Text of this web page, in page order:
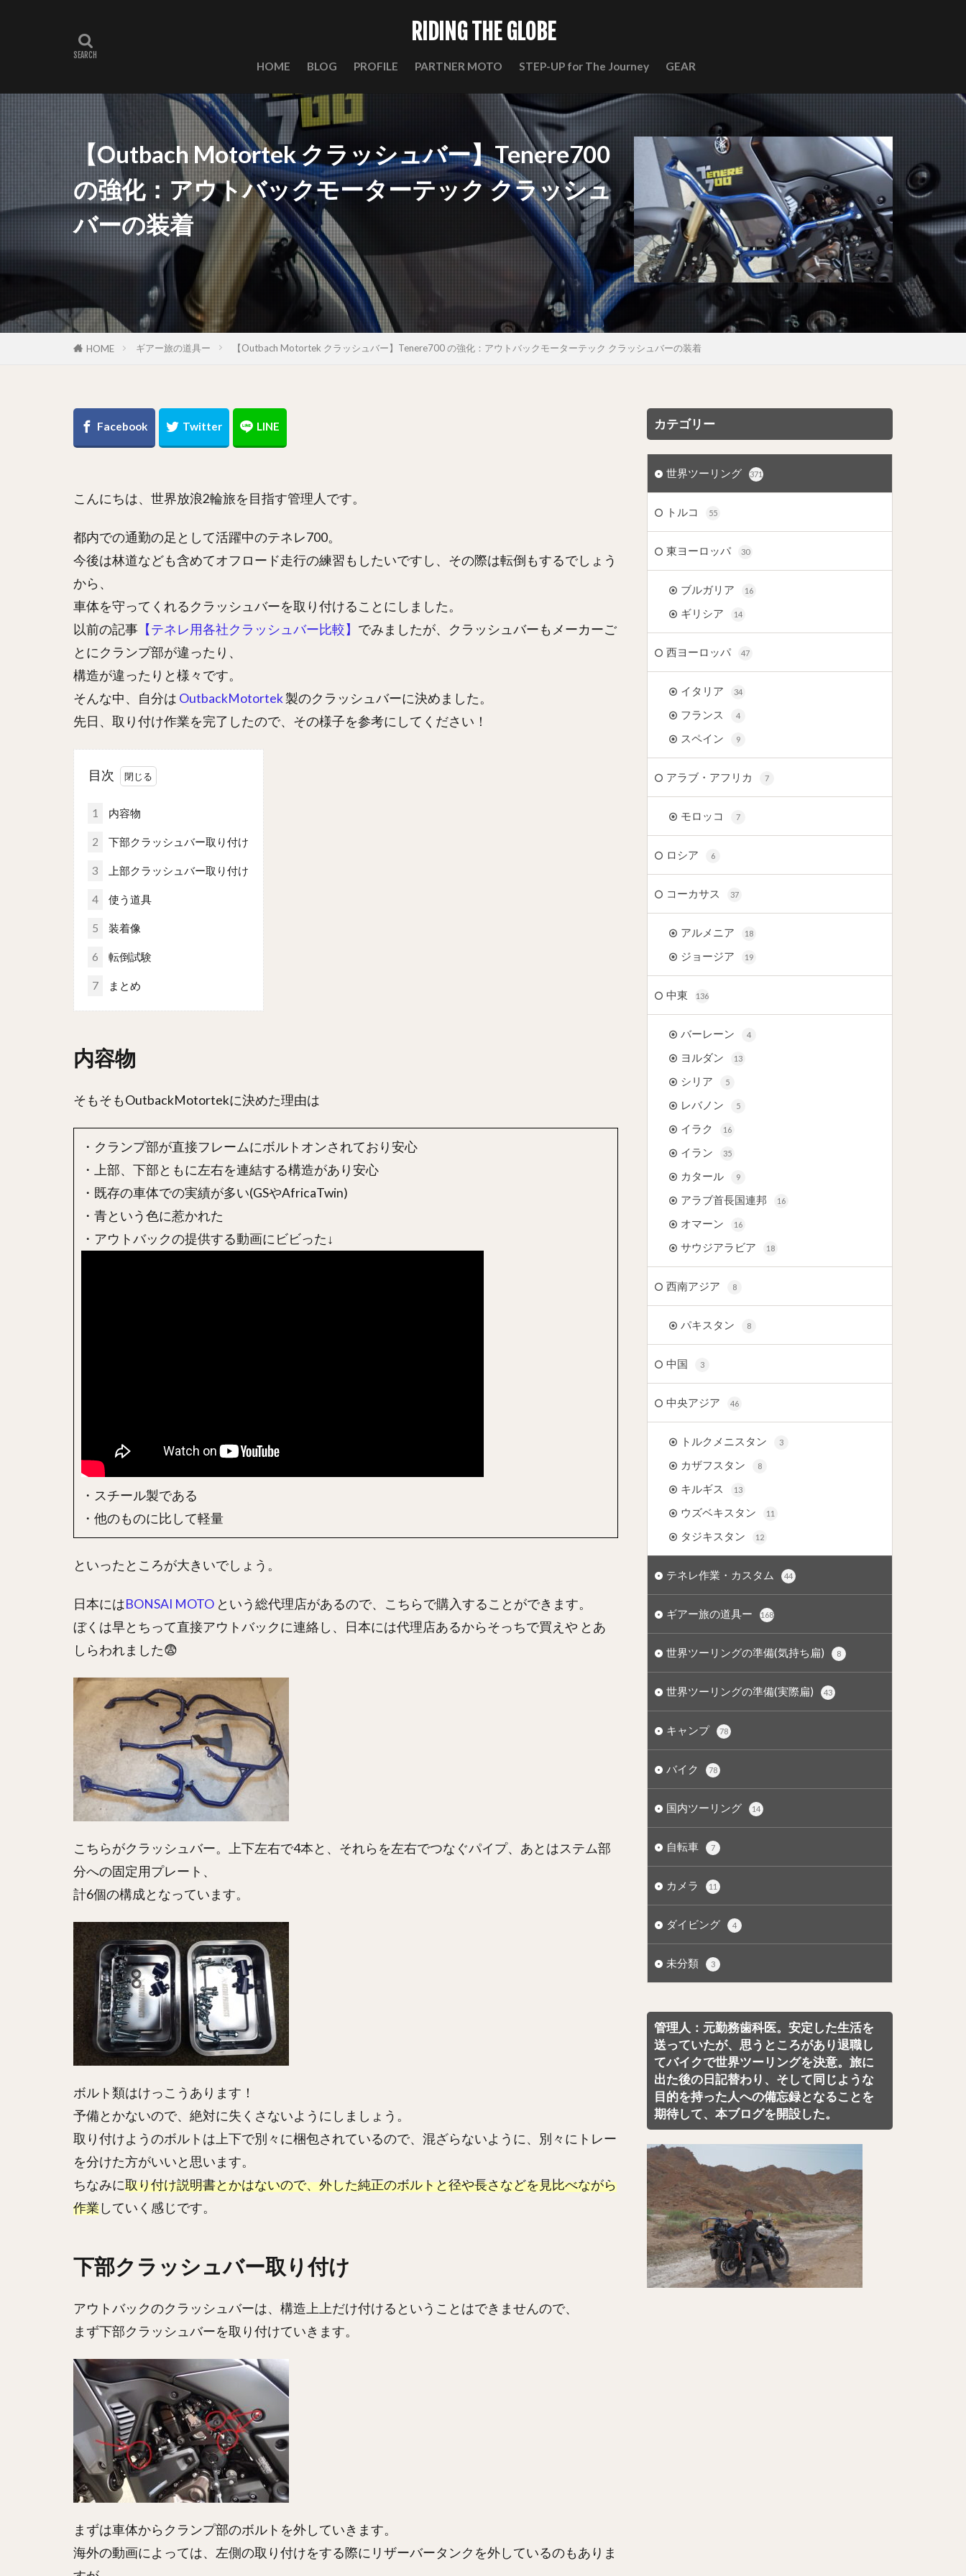
RIDING THE GLOBE
HOME BLOG PROFILE PARTNER MOTO STEP-UP for The Journey GEAR
【Outbach Motortek クラッシュバー】Tenere700
の強化：アウトバックモーターテック クラッシュ
バーの装着
HOME ギアー旅の道具ー 【Outbach Motortek クラッシュバー】Tenere700 の強化：アウトバックモーターテック クラッシュバーの装着
こんにちは、世界放浪2輪旅を目指す管理人です。
都内での通勤の足として活躍中のテネレ700。
今後は林道なども含めてオフロード走行の練習もしたいですし、その際は転倒もするでしょう
から、
車体を守ってくれるクラッシュバーを取り付けることにしました。
以前の記事 【テネレ用各社クラッシュバー比較】 でみましたが、クラッシュバーもメーカーご
とにクランプ部が違ったり、
構造が違ったりと様々です。
そんな中、自分は OutbackMotortek 製のクラッシュバーに決めました。
先日、取り付け作業を完了したので、その様子を参考にしてください！
目次
1 内容物
2 下部クラッシュバー取り付け
3 上部クラッシュバー取り付け
4 使う道具
5 装着像
6 転倒試験
7 まとめ
内容物
そもそもOutbackMotortekに決めた理由は
・クランプ部が直接フレームにボルトオンされており安心
・上部、下部ともに左右を連結する構造があり安心
・既存の車体での実績が多い(GSやAfricaTwin)
・青という色に惹かれた
・アウトバックの提供する動画にビビった↓
・スチール製である
・他のものに比して軽量
といったところが大きいでしょう。
日本にはBONSAI MOTO という総代理店があるので、こちらで購入することができます。
ぼくは早とちって直接アウトバックに連絡し、日本には代理店あるからそっちで買えや とあ
しらわれました😨
こちらがクラッシュバー。上下左右で4本と、それらを左右でつなぐパイプ、あとはステム部
分への固定用プレート、
計6個の構成となっています。
ボルト類はけっこうあります！
予備とかないので、絶対に失くさないようにしましょう。
取り付けようのボルトは上下で別々に梱包されているので、混ざらないように、別々にトレー
を分けた方がいいと思います。
ちなみに取り付け説明書とかはないので、外した純正のボルトと径や長さなどを見比べながら
作業していく感じです。
下部クラッシュバー取り付け
アウトバックのクラッシュバーは、構造上上だけ付けるということはできませんので、
まず下部クラッシュバーを取り付けていきます。
まずは車体からクランプ部のボルトを外していきます。
海外の動画によっては、左側の取り付けをする際にリザーバータンクを外しているのもありま
カテゴリー
世界ツーリング 371
トルコ 55
東ヨーロッパ 30
ブルガリア 16
ギリシア 14
西ヨーロッパ 47
イタリア 34
フランス 4
スペイン 9
アラブ・アフリカ 7
モロッコ 7
ロシア 6
コーカサス 37
アルメニア 18
ジョージア 19
中東 136
バーレーン 4
ヨルダン 13
シリア 5
レバノン 5
イラク 16
イラン 35
カタール 9
アラブ首長国連邦 16
オマーン 16
サウジアラビア 18
西南アジア 8
パキスタン 8
中国 3
中央アジア 46
トルクメニスタン 3
カザフスタン 8
キルギス 13
ウズベキスタン 11
タジキスタン 12
テネレ作業・カスタム 44
ギアー旅の道具ー 168
世界ツーリングの準備(気持ち扁) 8
世界ツーリングの準備(実際扁) 43
キャンプ 78
バイク 78
国内ツーリング 14
自転車 7
カメラ 11
ダイビング 4
未分類 3
管理人：元勤務歯科医。安定した生活を
送っていたが、思うところがあり退職し
てバイクで世界ツーリングを決意。旅に
出た後の日記替わり、そして同じような
目的を持った人への備忘録となることを
期待して、本ブログを開設した。